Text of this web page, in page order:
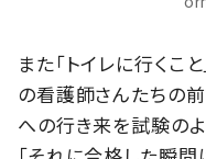
また「トイレに行くこ
の看護師さんたちの
への行き来を試験の